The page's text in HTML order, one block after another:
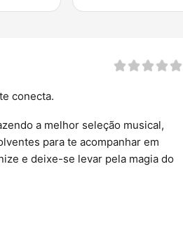
conecta.
a melhor seleção musical,
para te acompanhar em
e deixe-se levar pela magia do